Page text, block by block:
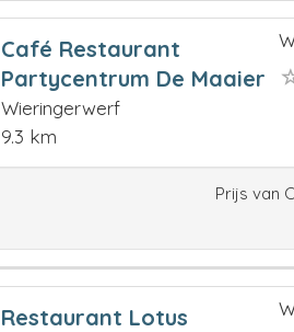
Café Restaurant
Partycentrum De Maaier
Wieringerwerf
9.3 km
Prijs van
Restaurant Lotus